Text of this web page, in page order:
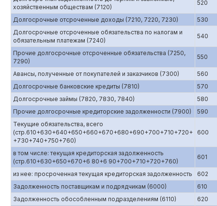
хозяйственным обществам (7120)
520
Долгосрочные отсроченные доходы (7210, 7220, 7230)
530
Долгосрочные отсроченные обязательства по налогам и
обязательным платежам (7240)
540
Прочие долгосрочные отсроченные обязательства (7250,
7290)
550
Авансы, полученные от покупателей и заказчиков (7300)
560
Долгосрочные банковские кредиты (7810)
570
Долгосрочные займы (7820, 7830, 7840)
580
Прочие долгосрочные кредиторские задолженности (7900)
590
Текущие обязательства, всего
(стр.610+630+640+650+660+670+680+690+700+710+720+
+730+740+750+760)
600
в том числе: текущая кредиторская задолженность
(стр.610+630+650+670+6 80+6 90+700+710+720+760)
601
из нее: просроченная текущая кредиторская задолженность
602
Задолженность поставщикам и подрядчикам (6000)
610
Задолженность обособленным подразделениям (6110)
620